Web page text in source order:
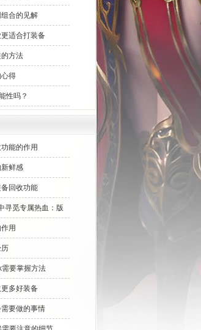
合的见解
适合打装备
方法
得
性吗？
能的作用
鲜感
回收功能
寻觅专属热血：版
用
要掌握方法
多好装备
要做的事情